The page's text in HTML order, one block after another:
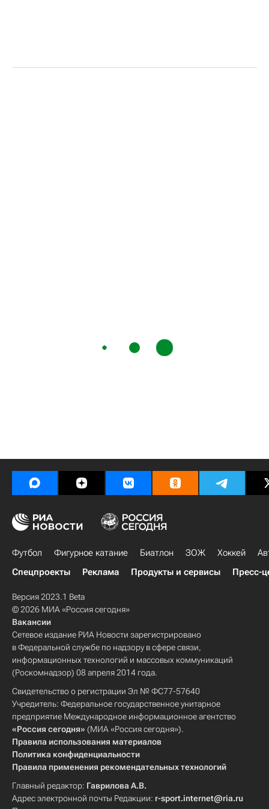
Футбол Фигурное катание Биатлон ЗОЖ Хоккей
Спецпроекты
Реклама Продукты и сервисы Пресс-
Версия 2023.1 Beta
© 2026 МИА «Россия сегодня»
Вакансии
Сетевое издание РИА Новости зарегистрировано
в Федеральной службе по надзору в сфере связи,
информационных технологий и массовых коммуникаций
(Роскомнадзор) 08 апреля 2014 года.
Свидетельство о регистрации Эл № ФС77-57640
Учредитель: Федеральное государственное унитарное
предприятие Международное информационное агентство
«Россия сегодня» (МИА «Россия сегодня»).
Правила использования материалов
Политика конфиденциальности
Правила применения рекомендательных технологий
Главный редактор: Гаврилова А.В.
Адрес электронной почты Редакции: r-sport.internet@ria.ru